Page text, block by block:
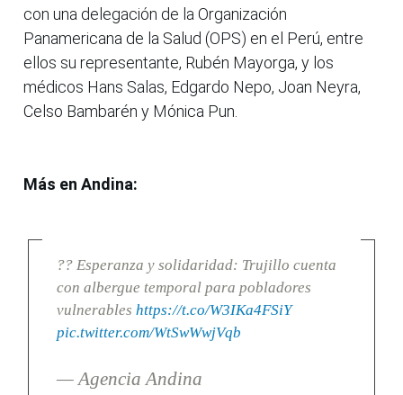
con una delegación de la Organización
Panamericana de la Salud (OPS) en el Perú, entre
ellos su representante, Rubén Mayorga, y los
médicos Hans Salas, Edgardo Nepo, Joan Neyra,
Celso Bambarén y Mónica Pun.
Más en Andina:
?? Esperanza y solidaridad: Trujillo cuenta
con albergue temporal para pobladores
vulnerables https://t.co/W3IKa4FSiY
pic.twitter.com/WtSwWwjVqb
— Agencia Andina